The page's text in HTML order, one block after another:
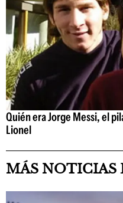
Quién era Jorge Messi, el
Lionel
MÁS NOTICIAS